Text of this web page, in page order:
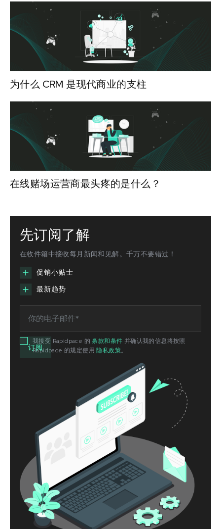
为什么 CRM 是现代商业的支柱
在线赌场运营商最头疼的是什么？
先订阅了解
在收件箱中接收每月新闻和见解。千万不要错过！
促销小贴士
最新趋势
我接受 Rapidpace 的条款和条件 并确认我的信息将按照
Rapidpace 的规定使用隐私政策。